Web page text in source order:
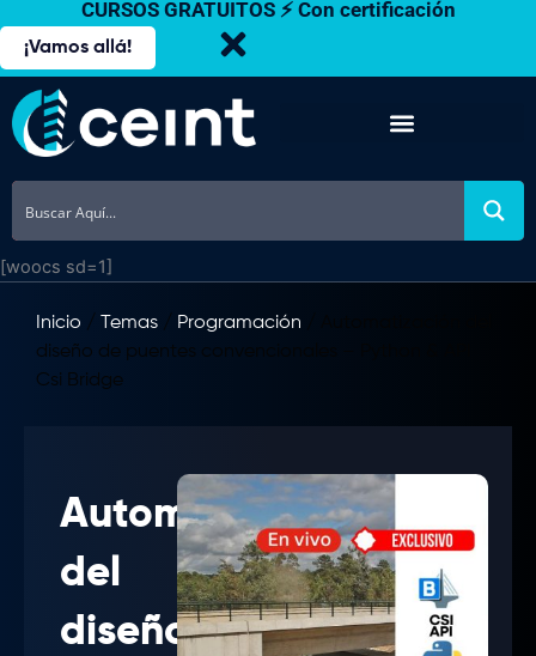
contenido
CURSOS GRATUITOS ⚡ Con certificación
¡Vamos allá!
[woocs sd=1]
Inicio / Temas / Programación
diseño de puentes convencionales – Python & API
Csi Bridge
Automatización
del
diseño